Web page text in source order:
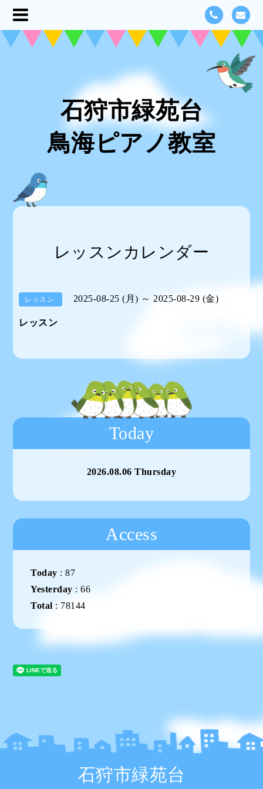
石狩市緑苑台
鳥海ピアノ教室
レッスンカレンダー
レッスン 2025-08-25 (月) ～ 2025-08-29 (金)
レッスン
Today
2026.08.06 Thursday
Access
Today :87
Yesterday :66
Total : 78144
石狩市緑苑台